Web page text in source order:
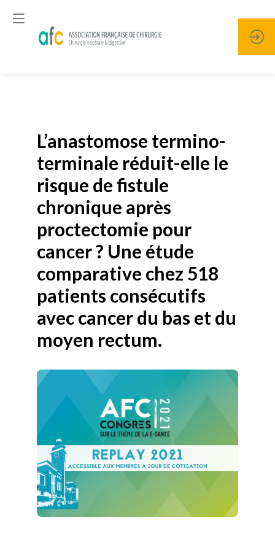
L’anastomose termino-
terminale réduit-elle le
risque de fistule
chronique après
proctectomie pour
cancer ? Une étude
comparative chez 518
patients consécutifs
avec cancer du bas et du
moyen rectum.